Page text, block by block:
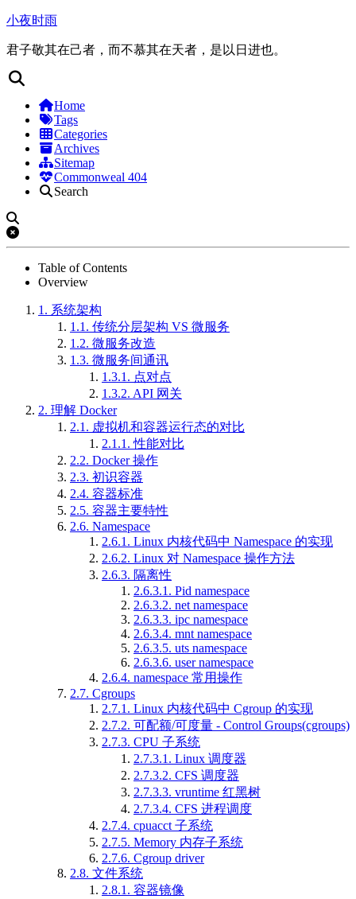
小夜时雨
君子敬其在己者，而不慕其在天者，是以日进也。
Home
Tags
Categories
Archives
Sitemap
Commonweal 404
Search
Table of Contents
Overview
1. 系统架构
1.1. 传统分层架构 VS 微服务
1.2. 微服务改造
1.3. 微服务间通讯
1.3.1. 点对点
1.3.2. API 网关
2. 理解 Docker
2.1. 虚拟机和容器运行态的对比
2.1.1. 性能对比
2.2. Docker 操作
2.3. 初识容器
2.4. 容器标准
2.5. 容器主要特性
2.6. Namespace
2.6.1. Linux 内核代码中 Namespace 的实现
2.6.2. Linux 对 Namespace 操作方法
2.6.3. 隔离性
2.6.3.1. Pid namespace
2.6.3.2. net namespace
2.6.3.3. ipc namespace
2.6.3.4. mnt namespace
2.6.3.5. uts namespace
2.6.3.6. user namespace
2.6.4. namespace 常用操作
2.7. Cgroups
2.7.1. Linux 内核代码中 Cgroup 的实现
2.7.2. 可配额/可度量 - Control Groups(cgroups)
2.7.3. CPU 子系统
2.7.3.1. Linux 调度器
2.7.3.2. CFS 调度器
2.7.3.3. vruntime 红黑树
2.7.3.4. CFS 进程调度
2.7.4. cpuacct 子系统
2.7.5. Memory 内存子系统
2.7.6. Cgroup driver
2.8. 文件系统
2.8.1. 容器镜像